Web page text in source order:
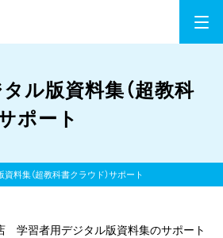
ル版資料集（超教科
ポート
料集（超教科書クラウド）サポート
学習者用デジタル版資料集のサポート